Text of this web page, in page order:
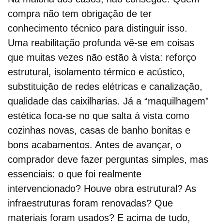
compra não tem obrigação de ter
conhecimento técnico para distinguir isso.
Uma reabilitação profunda vê-se em coisas
que muitas vezes não estão à vista: reforço
estrutural, isolamento térmico e acústico,
substituição de redes elétricas e canalização,
qualidade das caixilharias. Já a “maquilhagem”
estética foca-se no que salta à vista como
cozinhas novas, casas de banho bonitas e
bons acabamentos. Antes de avançar, o
comprador deve fazer perguntas simples, mas
essenciais: o que foi realmente
intervencionado? Houve obra estrutural? As
infraestruturas foram renovadas? Que
materiais foram usados? E acima de tudo,